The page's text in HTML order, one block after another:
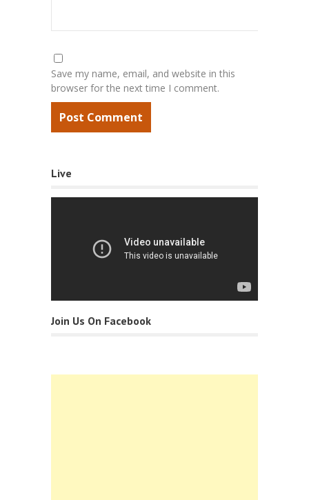
Save my name, email, and website in this
browser for the next time I comment.
Live
Join Us On Facebook